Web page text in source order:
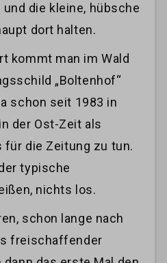
die kleine, hübsche
dort halten.
kommt man im Wald
„Boltenhof“
schon seit 1983 in
der Ost-Zeit als
für die Zeitung zu tun.
typische
nichts los.
schon lange nach
freischaffender